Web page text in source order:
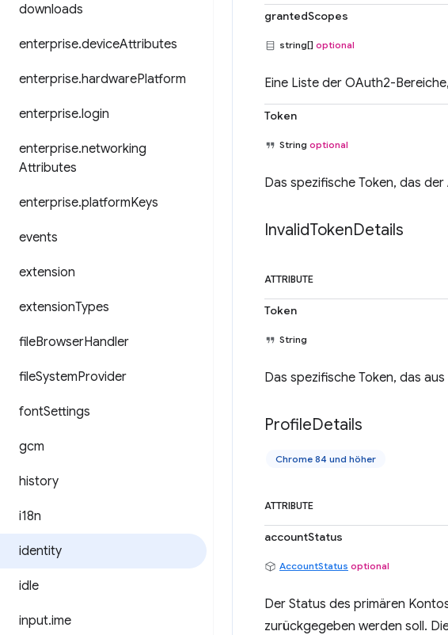
downloads
enterprise.deviceAttributes
enterprise.hardwarePlatform
enterprise.login
enterprise.networking
Attributes
enterprise.platformKeys
events
extension
extensionTypes
fileBrowserHandler
fileSystemProvider
fontSettings
gcm
history
i18n
identity
idle
input.ime
grantedScopes
string[] optional
Eine Liste der OAuth2-
Token
String optional
Das spezifische Token, das
InvalidTokenDetails
ATTRIBUTE
Token
String
Das spezifische Token, das
ProfileDetails
Chrome 84 und höher
ATTRIBUTE
accountStatus
AccountStatus optional
Der Status des primären
zurückgegeben werden soll.